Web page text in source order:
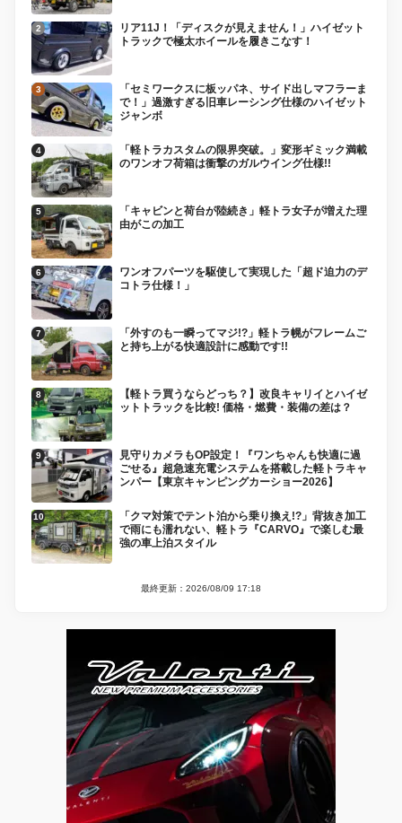
リア11J！「ディスクが見えません！」ハイゼット
トラックで極太ホイールを履きこなす！
「セミワークスに板ッパネ、サイド出しマフラーま
で！」過激すぎる旧車レーシング仕様のハイゼット
ジャンボ
「軽トラカスタムの限界突破。」変形ギミック満載
のワンオフ荷箱は衝撃のガルウイング仕様!!
「キャビンと荷台が陸続き」軽トラ女子が増えた理
由がこの加工
ワンオフパーツを駆使して実現した「超ド迫力のデ
コトラ仕様！」
「外すのも一瞬ってマジ!?」軽トラ幌がフレームご
と持ち上がる快適設計に感動です!!
【軽トラ買うならどっち？】改良キャリイとハイゼ
ットトラックを比較! 価格・燃費・装備の差は？
見守りカメラもOP設定！『ワンちゃんも快適に過
ごせる』超急速充電システムを搭載した軽トラキャ
ンパー【東京キャンピングカーショー2026】
「クマ対策でテント泊から乗り換え!?」背抜き加工
で雨にも濡れない、軽トラ『CARVO』で楽しむ最
強の車上泊スタイル
最終更新：2026/08/09 17:18